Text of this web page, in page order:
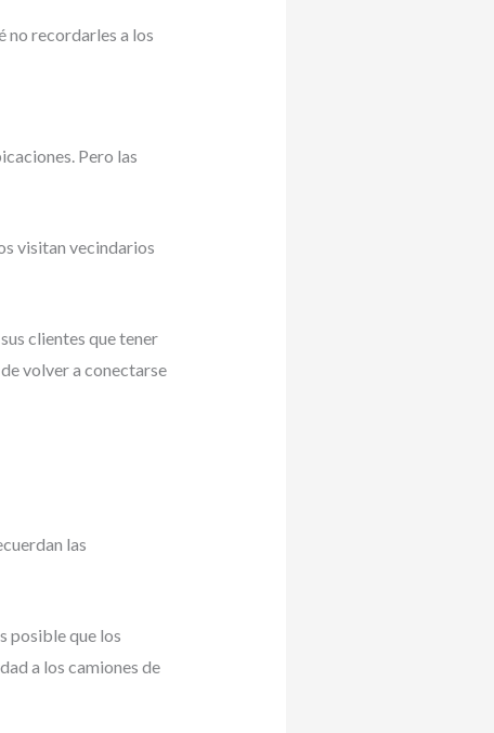
no recordarles a los
Pero las
visitan vecindarios
clientes que tener
volver a conectarse
las
posible que los
a los camiones de